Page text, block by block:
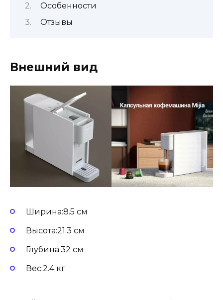
Особенности
Отзывы
Внешний вид
Ширина:8.5 см
Высота:21.3 см
Глубина:32 см
Вес:2.4 кг